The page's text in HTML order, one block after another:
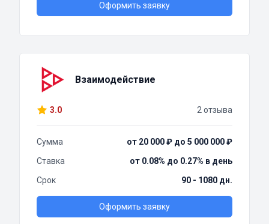
Оформить заявку
Взаимодействие
3.0 2 отзыва
Сумма
от 20 000 ₽ до 5 000 000 ₽
Ставка
от 0.08% до 0.27% в день
Срок
90 - 1080 дн.
Оформить заявку